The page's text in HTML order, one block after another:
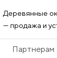
Деревянные
— продажа и
Партнерам